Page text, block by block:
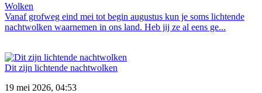
Wolken
Vanaf grofweg eind mei tot begin augustus kun je soms lichtende
nachtwolken waarnemen in ons land. Heb jij ze al eens ge...
Dit zijn lichtende nachtwolken
19 mei 2026, 04:53